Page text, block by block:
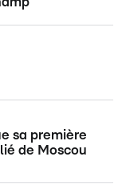
sa première
de Moscou